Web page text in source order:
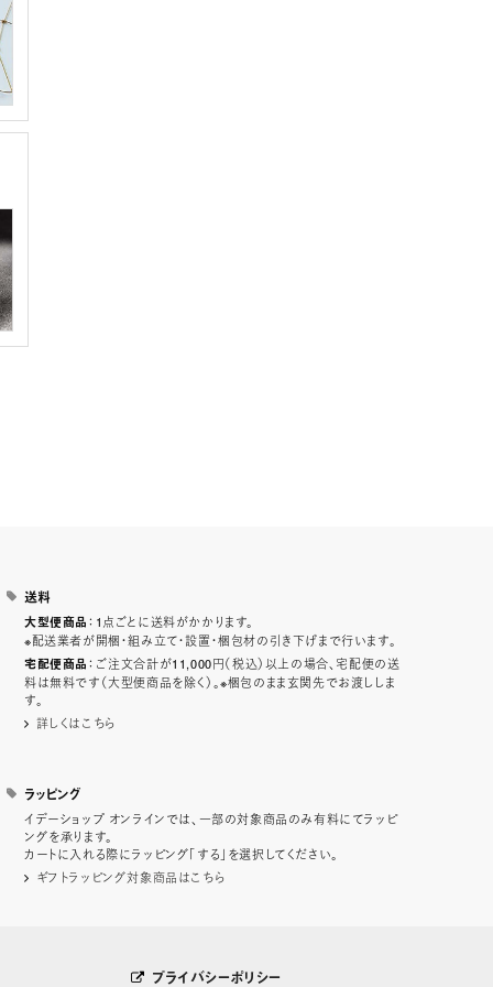
送料
大型便商品 ：1点ごとに送料がかかります。
※配送業者が開梱・組み立て・設置・梱包材の引き下げまで行います。
宅配便商品 ：ご注文合計が11,000円（税込）以上の場合、宅配便の送
料は無料です（大型便商品を除く）。※梱包のまま玄関先でお渡ししま
す。
詳しくはこちら
ラッピング
イデーショップ オンラインでは、一部の対象商品のみ有料にてラッピ
ングを承ります。
カートに入れる際にラッピング「する」を選択してください。
ギフトラッピング対象商品はこちら
プライバシーポリシー